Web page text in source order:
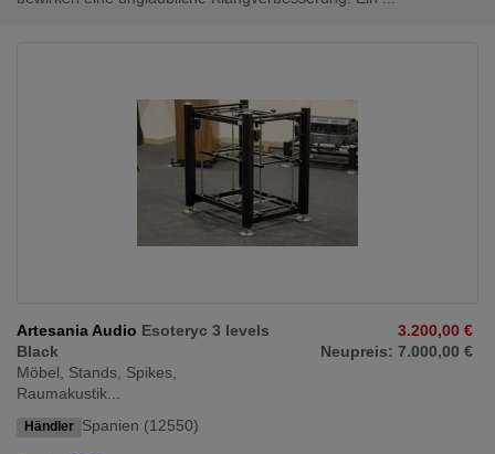
Artesania Audio Esoteryc 3 levels
Black
Möbel, Stands, Spikes,
Raumakustik...
Händler Spanien (12550)
3.200,00 €
Neupreis: 7.000,00 €